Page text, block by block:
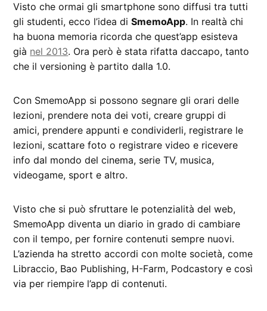
Visto che ormai gli smartphone sono diffusi tra tutti
gli studenti, ecco l’idea diSmemoApp. In realtà chi
ha buona memoria ricorda che quest’app esisteva
già nel 2013. Ora però è stata rifatta daccapo, tanto
che il versioning è partito dalla 1.0.
Con SmemoApp si possono segnare gli orari delle
lezioni, prendere nota dei voti, creare gruppi di
amici, prendere appunti e condividerli, registrare le
lezioni, scattare foto o registrare video e ricevere
info dal mondo del cinema, serie TV, musica,
videogame, sport e altro.
Visto che si può sfruttare le potenzialità del web,
SmemoApp diventa un diario in grado di cambiare
con il tempo, per fornire contenuti sempre nuovi.
L’azienda ha stretto accordi con molte società, come
Libraccio, Bao Publishing, H-Farm, Podcastory e così
via per riempire l’app di contenuti.